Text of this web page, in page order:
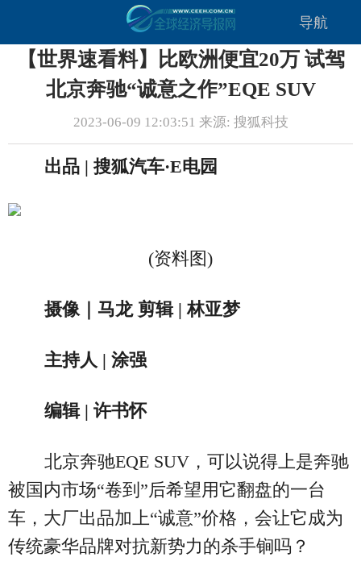
导航
【世界速看料】比欧洲便宜20万 试驾
北京奔驰“诚意之作”EQE SUV
2023-06-09 12:03:51 来源: 搜狐科技
出品 | 搜狐汽车·E电园
(资料图)
摄像｜马龙 剪辑 | 林亚梦
主持人 | 涂强
编辑 | 许书怀
北京奔驰EQE SUV，可以说得上是奔驰
被国内市场“卷到”后希望用它翻盘的一台
车，大厂出品加上“诚意”价格，会让它成为
传统豪华品牌对抗新势力的杀手锏吗？